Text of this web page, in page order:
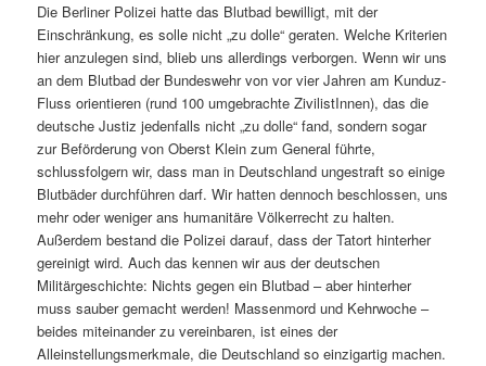
Die Berliner Polizei hatte das Blutbad bewilligt, mit der
Einschränkung, es solle nicht „zu dolle“ geraten. Welche Kriterien
hier anzulegen sind, blieb uns allerdings verborgen. Wenn wir uns
an dem Blutbad der Bundeswehr von vor vier Jahren am Kunduz-
Fluss orientieren (rund 100 umgebrachte ZivilistInnen), das die
deutsche Justiz jedenfalls nicht „zu dolle“ fand, sondern sogar
zur Beförderung von Oberst Klein zum General führte,
schlussfolgern wir, dass man in Deutschland ungestraft so einige
Blutbäder durchführen darf. Wir hatten dennoch beschlossen, uns
mehr oder weniger ans humanitäre Völkerrecht zu halten.
Außerdem bestand die Polizei darauf, dass der Tatort hinterher
gereinigt wird. Auch das kennen wir aus der deutschen
Militärgeschichte: Nichts gegen ein Blutbad – aber hinterher
muss sauber gemacht werden! Massenmord und Kehrwoche –
beides miteinander zu vereinbaren, ist eines der
Alleinstellungsmerkmale, die Deutschland so einzigartig machen.